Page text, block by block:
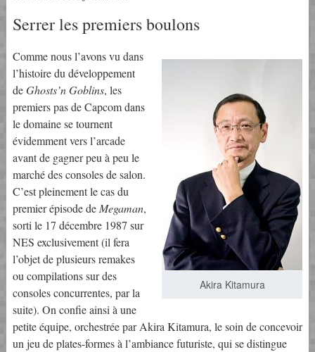
Serrer les premiers boulons
Akira Kitamura
Comme nous l’avons vu dans
l’histoire du développement
deGhosts’n Goblins, les
premiers pas de Capcom dans
le domaine se tournent
évidemment vers l’arcade
avant de gagner peu à peu le
marché des consoles de salon.
C’est pleinement le cas du
premier épisode de Megaman,
sorti le 17 décembre 1987 sur
NES exclusivement (il fera
l’objet de plusieurs remakes
ou compilations sur des
consoles concurrentes, par la
suite). On confie ainsi à une
petite équipe, orchestrée par Akira Kitamura, le soin de concevoir
un jeu de plates-formes à l’ambiance futuriste, qui se distingue